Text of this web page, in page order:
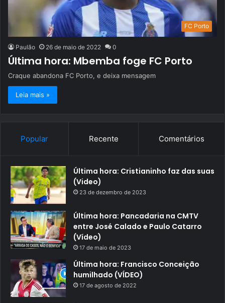
FC Porto
Paulão 26 de maio de 2022 0
Última hora: Mbemba foge FC Porto
Craque abandona FC Porto, e deixa mensagem
Leia mais »
Popular Recente Comentários
Última hora: Cristianinho faz das suas
(Video)
23 de dezembro de 2023
Última hora: Pancadaria na CMTV
entre José Calado e Paulo Catarro
(Vídeo)
17 de maio de 2023
Última hora: Francisco Conceição
humilhado (VÍDEO)
17 de agosto de 2022